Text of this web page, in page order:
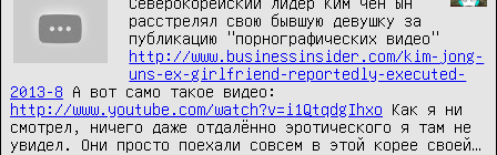
расстрелял свою бывшую девушку за
публикацию "порнографических видео"
http://www.businessinsider.com/kim-jong-
uns-ex-girlfriend-reportedly-executed-
2013-8 А вот само такое видео:
http://www.youtube.com/watch?v=i1QtqdgIhxo Как я ни
смотрел, ничего даже отдалённо эротического я там не
увидел. Они просто поехали совсем в этой корее своей…